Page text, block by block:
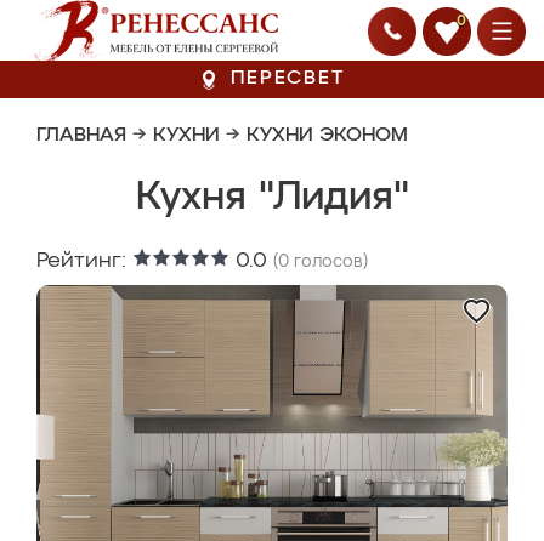
0
ПЕРЕСВЕТ
ГЛАВНАЯ → КУХНИ → КУХНИ ЭКОНОМ
Кухня "Лидия"
Рейтинг: 0.0 (0 голосов)